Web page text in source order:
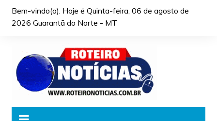
Bem-vindo(a). Hoje é Quinta-feira, 06 de agosto de
2026 Guarantã do Norte - MT